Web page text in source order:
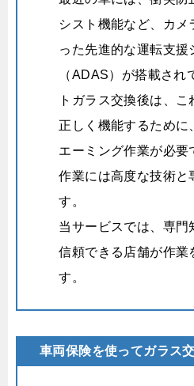
シスト機能など、カメ
った先進的な運転支援
（ADAS）が搭載され
トガラス交換後は、
正しく機能するために
エーミング作業が必要
作業には高度な技術と
す。
当サービスでは、専門
信頼できる店舗が作業
す。
車両保険を使ってガラス